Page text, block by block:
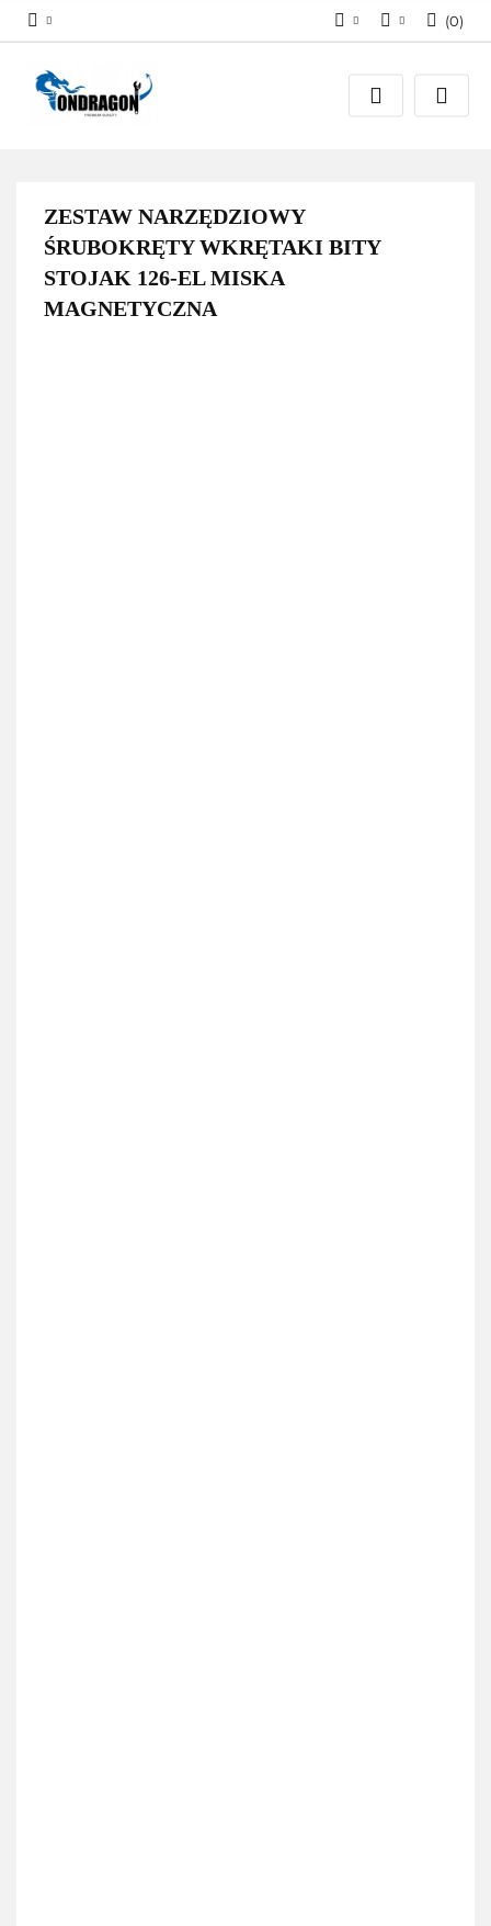
PLN
Zaloguj się
Załóż konto
(0)
ZESTAW NARZĘDZIOWY
ŚRUBOKRĘTY WKRĘTAKI BITY
STOJAK 126-EL MISKA
MAGNETYCZNA